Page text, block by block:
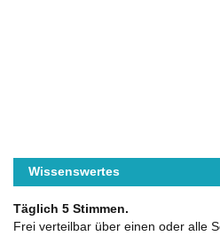
Wissenswertes
Täglich 5 Stimmen.
Frei verteilbar über einen oder alle